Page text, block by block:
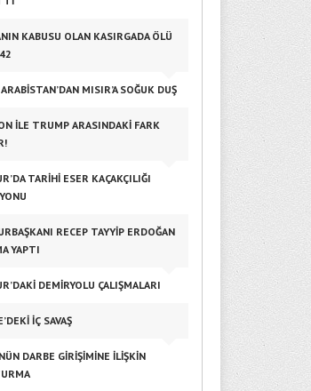
KABUSU OLAN KASIRGADA ÖLÜ
MISIR’A SOĞUK DUŞ
ILE TRUMP ARASINDAKI FARK
TARIHI ESER KAÇAKÇILIĞI
RECEP TAYYIP ERDOĞAN
YAPTI
DEMIRYOLU ÇALIŞMALARI
IÇ SAVAŞ
DARBE GIRIŞIMINE ILIŞKIN
Ege’nin İki Yakasının
Çekiyor
DILEK SUNA